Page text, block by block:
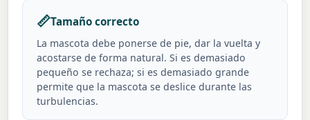
📏Tamaño correcto
La mascota debe ponerse de pie, dar la vuelta y
acostarse de forma natural. Si es demasiado
pequeño se rechaza; si es demasiado grande
permite que la mascota se deslice durante las
turbulencias.